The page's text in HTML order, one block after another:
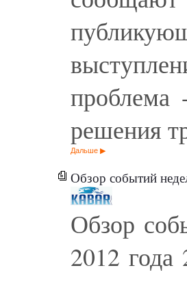
проблема
решения
Дальше
Обзор событий недели
Обзор
2012